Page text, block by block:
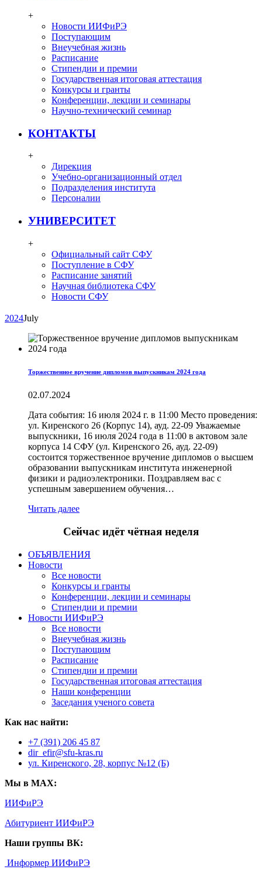
+
Новости ИИФиРЭ
Поступающим
Внеучебная жизнь
Расписание
Стипендии и премии
Государственная итоговая аттестация
Конкурсы и гранты
Конференции, лекции и семинары
Научно-технический семинар
КОНТАКТЫ
+
Дирекция
Учебно-организационный отдел
Подразделения института
Персоналии
УНИВЕРСИТЕТ
+
Официальный сайт СФУ
Поступление в СФУ
Расписание занятий
Научная библиотека СФУ
Новости СФУ
2024July
Торжественное вручение дипломов выпускникам 2024 года
02.07.2024
Дата события: 16 июля 2024 г. в 11:00 Место проведения:
ул. Киренского 26 (Корпус 14), ауд. 22-09 Уважаемые
выпускники, 16 июля 2024 года в 11:00 в актовом зале
корпуса 14 СФУ (ул. Киренского 26, ауд. 22-09)
состоится торжественное вручение дипломов о высшем
образовании выпускникам института инженерной
физики и радиоэлектроники. Поздравляем вас с
успешным завершением обучения…
Читать далее
Сейчас идёт чётная неделя
ОБЪЯВЛЕНИЯ
Новости
Все новости
Конкурсы и гранты
Конференции, лекции и семинары
Стипендии и премии
Новости ИИФиРЭ
Все новости
Внеучебная жизнь
Поступающим
Расписание
Стипендии и премии
Государственная итоговая аттестация
Наши конференции
Заседания ученого совета
Как нас найти:
+7 (391) 206 45 87
dir_efir@sfu-kras.ru
ул. Киренского, 28, корпус №12 (Б)
Мы в MAX:
ИИФиРЭ
Абитуриент ИИФиРЭ
Наши группы ВК:
Информер ИИФиРЭ